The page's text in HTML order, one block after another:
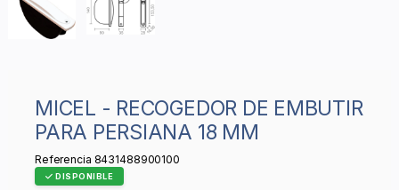
MICEL - RECOGEDOR DE EMBUTIR
PARA PERSIANA 18 MM
Referencia 8431488900100
DISPONIBLE